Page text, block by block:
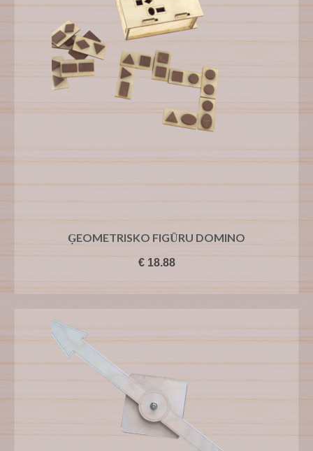
ĢEOMETRISKO FIGŪRU DOMINO
€18.88